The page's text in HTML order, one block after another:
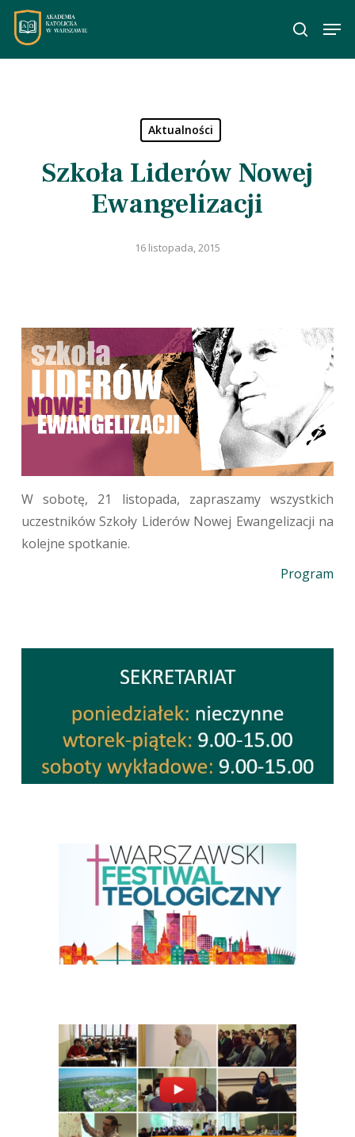
Skip
main
Aktualności
Szkoła Liderów Nowej
Ewangelizacji
16 listopada, 2015
W sobotę, 21 listopada, zapraszamy wszystkich
uczestników Szkoły Liderów Nowej Ewangelizacji na
kolejne spotkanie.
Program